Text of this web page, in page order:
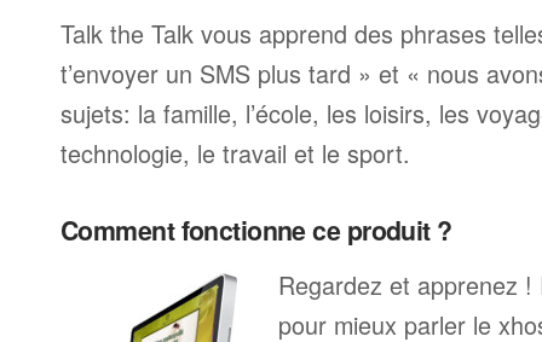
Talk the Talk vous apprend des phrases
t’envoyer un SMS plus tard » et « nous
sujets: la famille, l’école, les loisirs, les
technologie, le travail et le sport.
Comment fonctionne ce produit ?
Regardez et apprenez
pour mieux parler le